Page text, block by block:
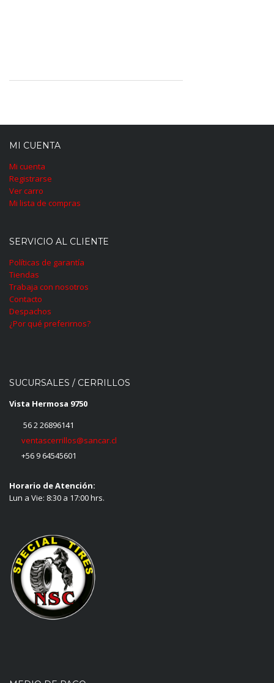
MI CUENTA
Mi cuenta
Registrarse
Ver carro
Mi lista de compras
SERVICIO AL CLIENTE
Políticas de garantía
Tiendas
Trabaja con nosotros
Contacto
Despachos
¿Por qué preferirnos?
SUCURSALES / CERRILLOS
Vista Hermosa 9750
56 2 26896141
ventascerrillos@sancar.cl
+56 9 64545601
Horario de Atención:
Lun a Vie: 8:30 a 17:00 hrs.